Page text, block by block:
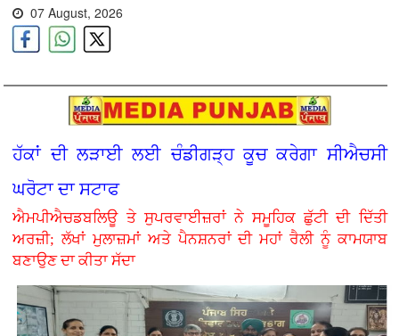
07 August, 2026
ਹੱਕਾਂ ਦੀ ਲੜਾਈ ਲਈ ਚੰਡੀਗੜ੍ਹ ਕੂਚ ਕਰੇਗਾ ਸੀਐਚਸੀ
ਘਰੋਟਾ ਦਾ ਸਟਾਫ
ਐਮਪੀਐਚਡਬਲਿਊ ਤੇ ਸੁਪਰਵਾਈਜ਼ਰਾਂ ਨੇ ਸਮੂਹਿਕ ਛੁੱਟੀ ਦੀ ਦਿੱਤੀ
ਅਰਜ਼ੀ; ਲੱਖਾਂ ਮੁਲਾਜ਼ਮਾਂ ਅਤੇ ਪੈਨਸ਼ਨਰਾਂ ਦੀ ਮਹਾਂ ਰੈਲੀ ਨੂੰ ਕਾਮਯਾਬ
ਬਣਾਉਣ ਦਾ ਕੀਤਾ ਸੱਦਾ